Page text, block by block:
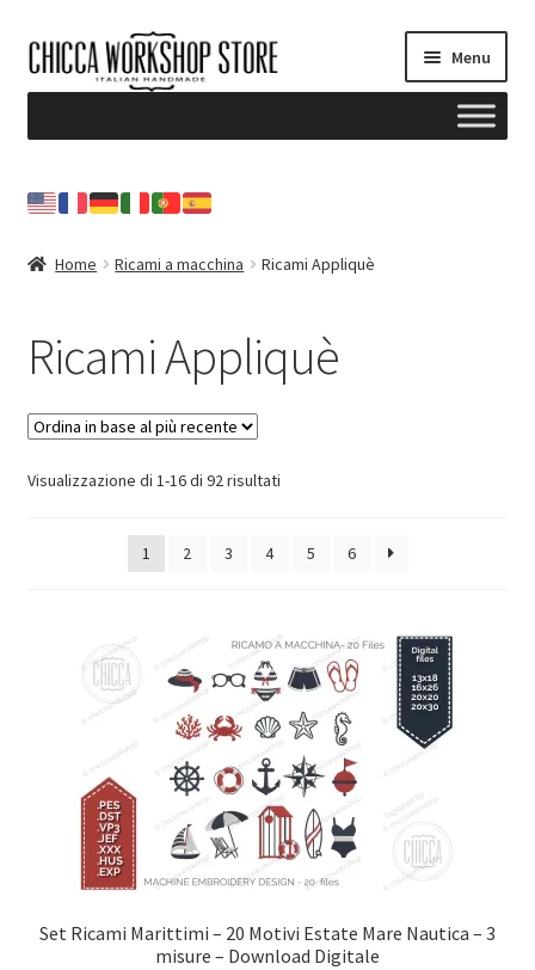
Vai
alla
Vai
al
Menu
Contattami
NEWSLETTER
Home Ricami a macchina Ricami Appliquè
Ricami Appliquè
Visualizzazione di 1-16 di 92 risultatiOrdina
1 2 3 4 5 6
Set Ricami Marittimi – 20 Motivi Estate Mare Nautica – 3
misure – Download Digitale